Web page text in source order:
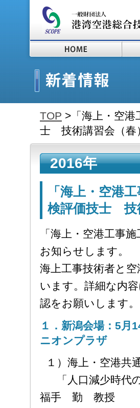
TOP >「海上・空港
士 技術講習会（春
2016年
「海上・空港
検評価技士 技
「海上・空港工事
お知らせします。
海上工事技術者と
います。詳細な内
認をお願いします。
１．新潟会場：5
ニオンプラザ
１）海上・空港共
「人口減少時代
福手 勤 教授